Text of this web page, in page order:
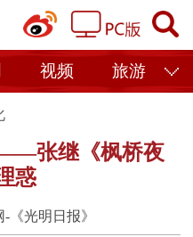
视频 旅游
张继《枫桥夜
惑
《光明日报》